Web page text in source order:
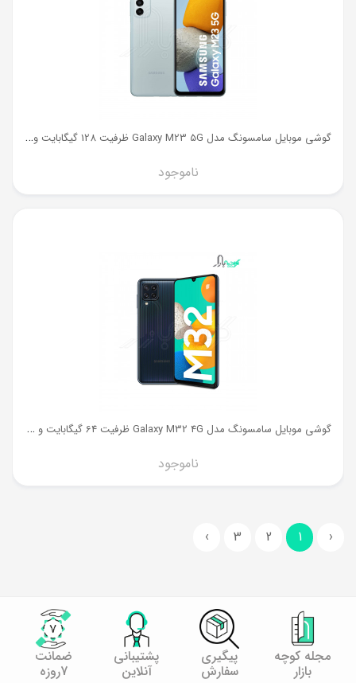
گ
وشی موبایل سامسونگ مدل Galaxy M23 5G ظرفیت 128 گیگابایت و رم 8 گیگ
ناموجود
گ
وشی موبایل سامسونگ مدل Galaxy M32 4G ظرفیت 64 گیگابایت و رم 4 گیگ
ناموجود
‹
1
2
3
›
مجله کوچه
بازار
پیگیری
سفارش
پشتیبانی
آنلاین
ضمانت
7روزه